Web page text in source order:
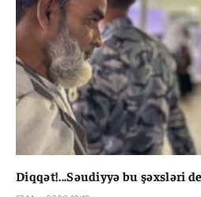
Diqqət!...Səudiyyə bu şəxsləri